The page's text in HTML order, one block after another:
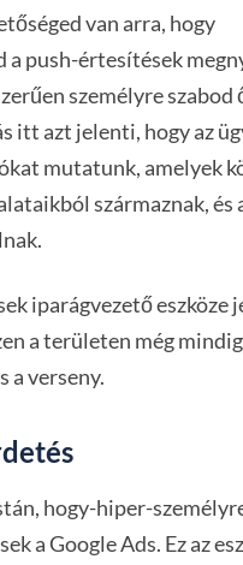
van arra, hogy
a push-értesítések
személyre szabod
itt azt jelenti, hogy az
mutatunk, amelyek
származnak, és
iparágvezető eszköze
a területen még
a verseny.
hogy-hiper-
a Google Ads. Ez az